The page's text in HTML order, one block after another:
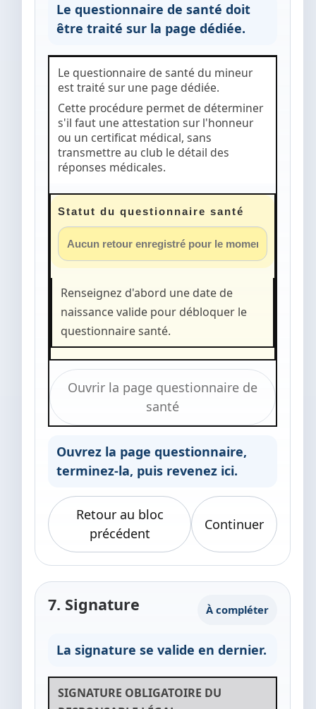
Le questionnaire de santé doit
être traité sur la page dédiée.
Le questionnaire de santé du mineur
est traité sur une page dédiée.
Cette procédure permet de déterminer
s'il faut une attestation sur l'honneur
ou un certificat médical, sans
transmettre au club le détail des
réponses médicales.
Statut du questionnaire santé
Renseignez d'abord une date de
naissance valide pour débloquer le
questionnaire santé.
Ouvrir la page questionnaire de
santé
Ouvrez la page questionnaire,
terminez-la, puis revenez ici.
Retour au bloc
précédent
Continuer
7. Signature À compléter
La signature se valide en dernier.
SIGNATURE OBLIGATOIRE DU